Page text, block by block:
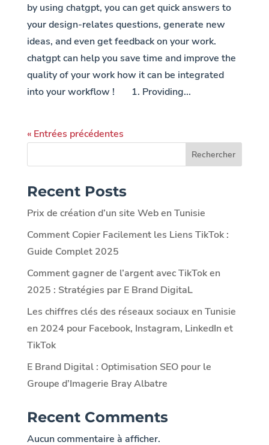
by using chatgpt, you can get quick answers to
your design-relates questions, generate new
ideas, and even get feedback on your work.
chatgpt can help you save time and improve the
quality of your work how it can be integrated
into your workflow ! 1. Providing...
« Entrées précédentes
Rechercher
Recent Posts
Prix de création d’un site Web en Tunisie
Comment Copier Facilement les Liens TikTok :
Guide Complet 2025
Comment gagner de l’argent avec TikTok en
2025 : Stratégies par E Brand DigitaL
Les chiffres clés des réseaux sociaux en Tunisie
en 2024 pour Facebook, Instagram, LinkedIn et
TikTok
E Brand Digital : Optimisation SEO pour le
Groupe d’Imagerie Bray Albatre
Recent Comments
Aucun commentaire à afficher.